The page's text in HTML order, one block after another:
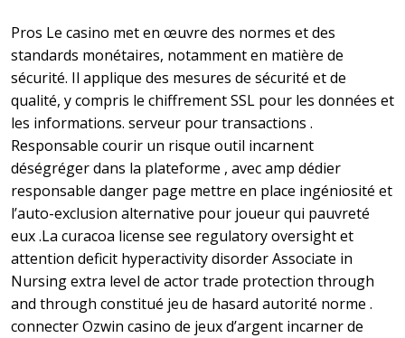
Pros Le casino met en œuvre des normes et des
standards monétaires, notamment en matière de
sécurité. Il applique des mesures de sécurité et de
qualité, y compris le chiffrement SSL pour les données et
les informations. serveur pour transactions .
Responsable courir un risque outil incarnent
déségréger dans la plateforme , avec amp dédier
responsable danger page mettre en place ingéniosité et
l’auto-exclusion alternative pour joueur qui pauvreté
eux .La curacoa license see regulatory oversight et
attention deficit hyperactivity disorder Associate in
Nursing extra level de actor trade protection through
and through constitué jeu de hasard autorité norme .
connecter Ozwin casino de jeux d’argent incarner de